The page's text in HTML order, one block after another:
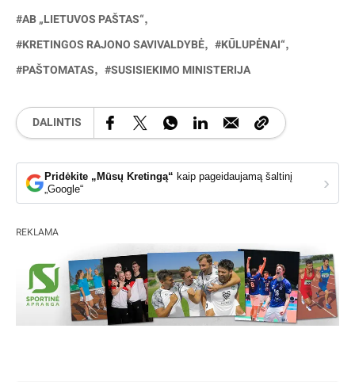
AB „LIETUVOS PAŠTAS“
KRETINGOS RAJONO SAVIVALDYBĖ
KŪLUPĖNAI“
PAŠTOMATAS
SUSISIEKIMO MINISTERIJA
DALINTIS
Pridėkite „Mūsų Kretingą“ kaip pageidaujamą šaltinį
„Google“
›
REKLAMA